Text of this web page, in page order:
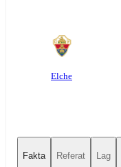
Elche
Fakta Referat Lag